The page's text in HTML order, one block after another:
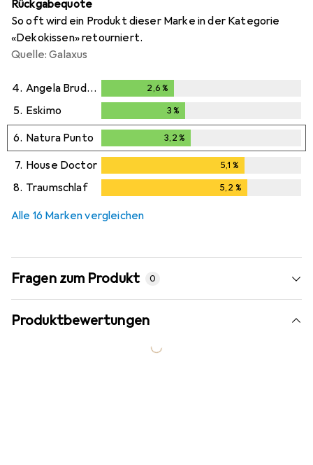
Rückgabequote
So oft wird ein Produkt dieser Marke in der Kategorie
«Dekokissen» retourniert.
Quelle: Galaxus
4. Angela Bruderer 2,6 %
5. Eskimo 3 %
6. Natura Punto 3,2 %
7. House Doctor 5,1 %
8. Traumschlaf 5,2 %
Alle 16 Marken vergleichen
Fragen zum Produkt 0
Produktbewertungen